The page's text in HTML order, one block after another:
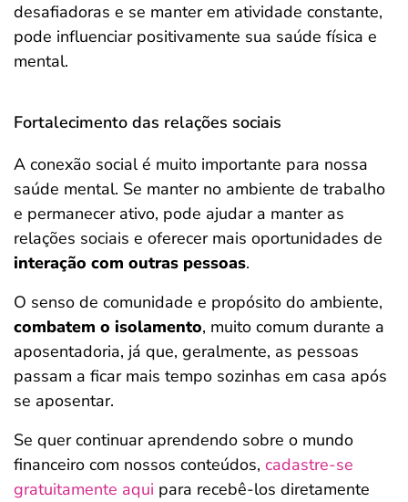
desafiadoras e se manter em atividade constante,
pode influenciar positivamente sua saúde física e
mental.
Fortalecimento das relações sociais
A conexão social é muito importante para nossa
saúde mental. Se manter no ambiente de trabalho
e permanecer ativo, pode ajudar a manter as
relações sociais e oferecer mais oportunidades de
interação com outras pessoas.
O senso de comunidade e propósito do ambiente,
combatem o isolamento, muito comum durante a
aposentadoria, já que, geralmente, as pessoas
passam a ficar mais tempo sozinhas em casa após
se aposentar.
Se quer continuar aprendendo sobre o mundo
financeiro com nossos conteúdos, cadastre-se
gratuitamente aqui para recebê-los diretamente